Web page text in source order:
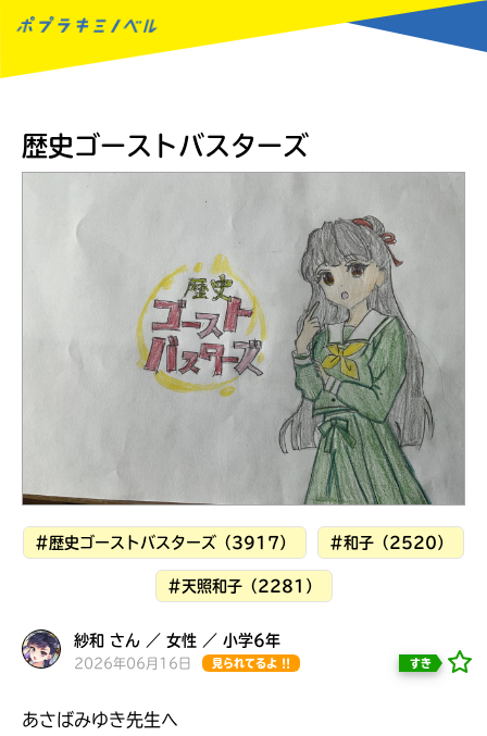
読みたい本が
見つかる
歴史ゴーストバスターズ
#歴史ゴーストバスターズ（3917） #和子（2520）
#天照和子（2281）
紗和 さん ／ 女性 ／ 小学6年
2026年06月16日 見られてるよ !! すき
あさばみゆき先生へ